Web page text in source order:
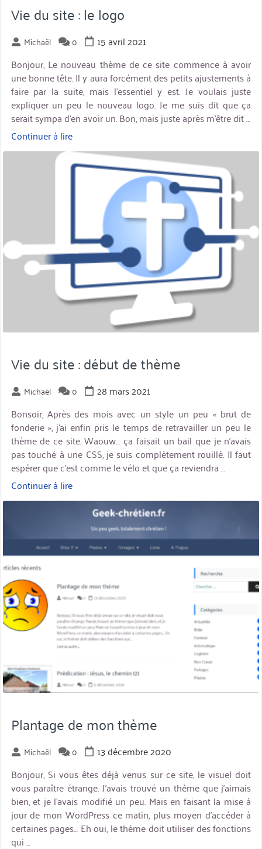
Vie du site : le logo
Michaël 0
15 avril 2021
Bonjour, Le nouveau thème de ce site commence à avoir
une bonne tête. Il y aura forcément des petits ajustements à
faire par la suite, mais l’essentiel y est. Je voulais juste
expliquer un peu le nouveau logo. Je me suis dit que ça
serait sympa d’en avoir un. Bon, mais juste après m’être dit …
Continuer à lire« Vie
du
site
Vie du site : début de thème
Michaël 0
28 mars 2021
Bonsoir, Après des mois avec un style un peu « brut de
fonderie », j’ai enfin pris le temps de retravailler un peu le
thème de ce site. Waouw… ça faisait un bail que je n’avais
pas touché à une CSS, je suis complètement rouillé. Il faut
espérer que c’est comme le vélo et que ça reviendra …
Continuer à lire« Vie
du
début
de
miniature
Plantage de mon thème
Michaël 0
13 décembre 2020
Bonjour, Si vous êtes déjà venus sur ce site, le visuel doit
vous paraître étrange. J’avais trouvé un thème que j’aimais
bien, et je l’avais modifié un peu. Mais en faisant la mise à
jour de mon WordPress ce matin, plus moyen d’accéder à
certaines pages… Eh oui, le thème doit utiliser des fonctions
qui …